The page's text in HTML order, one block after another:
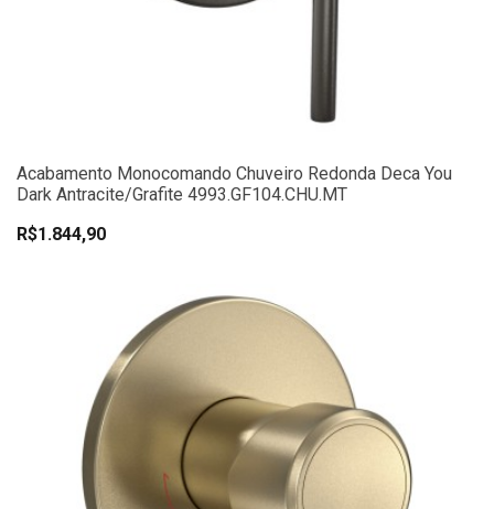
Acabamento Monocomando Chuveiro Redonda Deca You
Dark Antracite/Grafite 4993.GF104.CHU.MT
R$1.844,90